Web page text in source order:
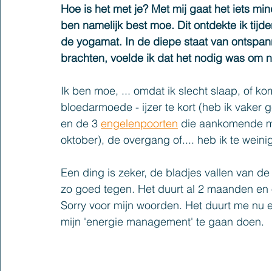
Hoe is het met je? Met mij gaat het iets
ben namelijk best moe. Dit ontdekte ik
de yogamat. In de diepe staat van
brachten, voelde ik dat het nodig was om
Ik ben moe, ... omdat ik slecht slaap, of
bloedarmoede - ijzer te kort (heb ik vaker
en de 3 engelenpoorten die aankomende
oktober), de overgang of.... heb ik te
Een ding is zeker, de bladjes vallen van
zo goed tegen. Het duurt al 2 maanden
Sorry voor mijn woorden. Het duurt me
mijn 'energie management' te gaan doen.